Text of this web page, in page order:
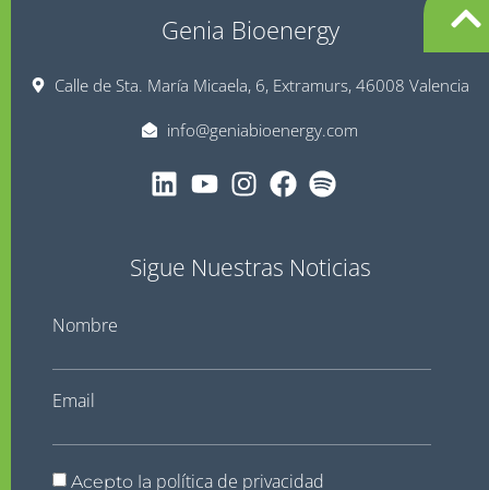
Genia Bioenergy
Calle de Sta. María Micaela, 6, Extramurs, 46008 Valencia
info@geniabioenergy.com
Sigue Nuestras Noticias
Nombre
Email
Acepto la política de privacidad